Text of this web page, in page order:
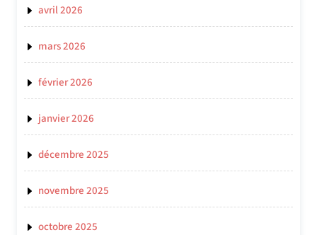
avril 2026
mars 2026
février 2026
janvier 2026
décembre 2025
novembre 2025
octobre 2025